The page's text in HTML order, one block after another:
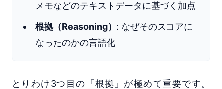
メモなどのテキストデータに基づく加点
根拠（Reasoning） : なぜそのスコアに
なったのかの言語化
とりわけ3つ目の「根拠」が極めて重要です。